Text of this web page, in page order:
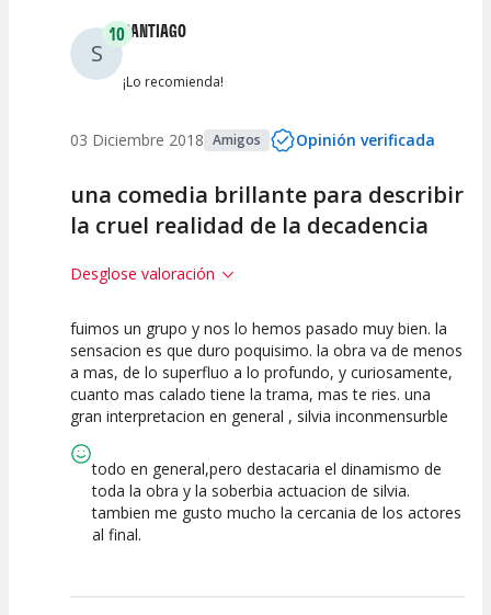
S
10SANTIAGO
¡Lo recomienda!
03 Diciembre 2018 Amigos Opinión verificada
una comedia brillante para describir
la cruel realidad de la decadencia
Desglose valoración
10
Calidad del
Espectáculo
10
Puesta en
Escena
10
Interpretación
artística
fuimos un grupo y nos lo hemos pasado muy bien. la
sensacion es que duro poquisimo. la obra va de menos
a mas, de lo superfluo a lo profundo, y curiosamente,
cuanto mas calado tiene la trama, mas te ries. una
gran interpretacion en general , silvia inconmensurble
todo en general,pero destacaria el dinamismo de
toda la obra y la soberbia actuacion de silvia.
tambien me gusto mucho la cercania de los actores
al final.